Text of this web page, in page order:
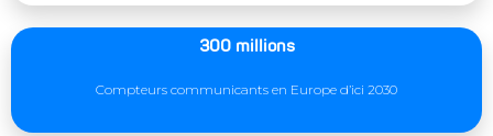
300 millions
Compteurs communicants en Europe d’ici 2030